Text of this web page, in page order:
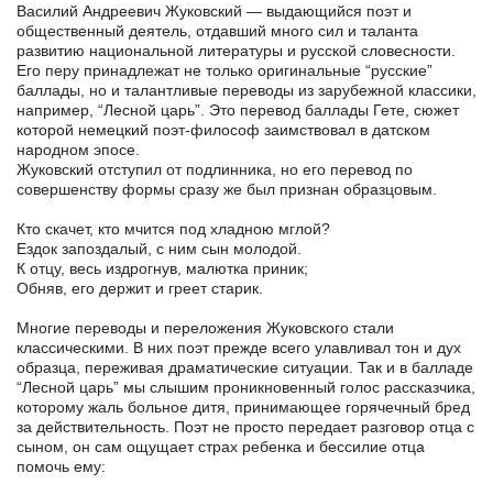
Василий Андреевич Жуковский — выдающийся поэт и
общественный деятель, отдавший много сил и таланта
развитию национальной литературы и русской словесности.
Его перу принадлежат не только оригинальные “русские”
баллады, но и талантливые переводы из зарубежной классики,
например, “Лесной царь”. Это перевод баллады Гете, сюжет
которой немецкий поэт-философ заимствовал в датском
народном эпосе.
Жуковский отступил от подлинника, но его перевод по
совершенству формы сразу же был признан образцовым.
Кто скачет, кто мчится под хладною мглой?
Ездок запоздалый, с ним сын молодой.
К отцу, весь издрогнув, малютка приник;
Обняв, его держит и греет старик.
Многие переводы и переложения Жуковского стали
классическими. В них поэт прежде всего улавливал тон и дух
образца, переживая драматические ситуации. Так и в балладе
“Лесной царь” мы слышим проникновенный голос рассказчика,
которому жаль больное дитя, принимающее горячечный бред
за действительность. Поэт не просто передает разговор отца с
сыном, он сам ощущает страх ребенка и бессилие отца
помочь ему: